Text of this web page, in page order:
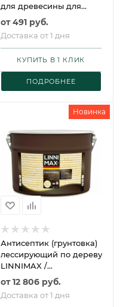
для древесины для
террас, лестниц и
мебели LINNIMAX /
ЛИННИМАКС
от491 руб.
Доставка от 1 дня
ПОДРОБНЕЕ
КУПИТЬ В 1 КЛИК
Новинка
Антисептик (грунтовка)
лессирующий по дереву
LINNIMAX /
ЛИННИМАКС
от12 806 руб.
Доставка от 1 дня